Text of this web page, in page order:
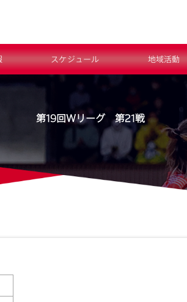
スケジュール 地域活動
第19回Ｗリーグ 第21戦